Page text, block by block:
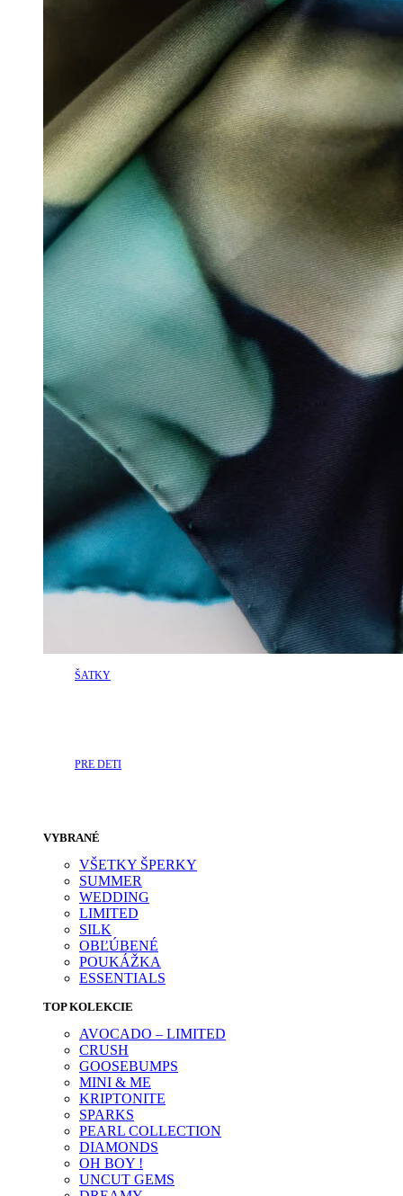
ŠATKY
PRE DETI
VYBRANÉ
VŠETKY ŠPERKY
SUMMER
WEDDING
LIMITED
SILK
OBĽÚBENÉ
POUKÁŽKA
ESSENTIALS
TOP KOLEKCIE
AVOCADO – LIMITED
CRUSH
GOOSEBUMPS
MINI & ME
KRIPTONITE
SPARKS
PEARL COLLECTION
DIAMONDS
OH BOY !
UNCUT GEMS